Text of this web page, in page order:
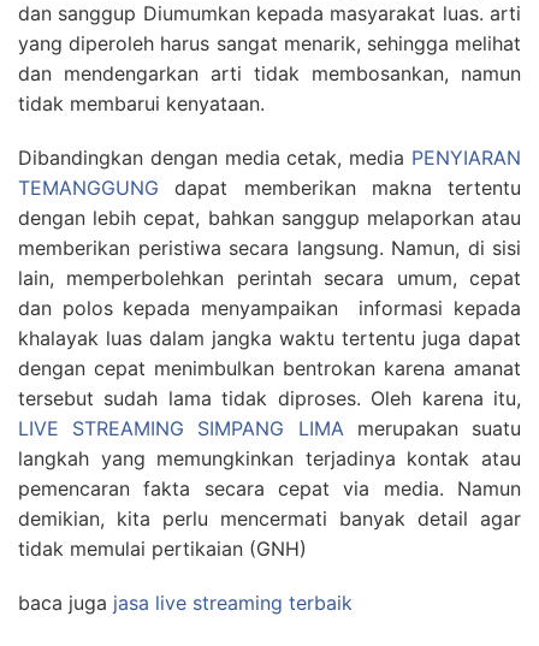
dan sanggup Diumumkan kepada masyarakat luas. arti
yang diperoleh harus sangat menarik, sehingga melihat
dan mendengarkan arti tidak membosankan, namun
tidak membarui kenyataan.
Dibandingkan dengan media cetak, media PENYIARAN
TEMANGGUNG dapat memberikan makna tertentu
dengan lebih cepat, bahkan sanggup melaporkan atau
memberikan peristiwa secara langsung. Namun, di sisi
lain, memperbolehkan perintah secara umum, cepat
dan polos kepada menyampaikan informasi kepada
khalayak luas dalam jangka waktu tertentu juga dapat
dengan cepat menimbulkan bentrokan karena amanat
tersebut sudah lama tidak diproses. Oleh karena itu,
LIVE STREAMING SIMPANG LIMAmerupakan suatu
langkah yang memungkinkan terjadinya kontak atau
pemencaran fakta secara cepat via media. Namun
demikian, kita perlu mencermati banyak detail agar
tidak memulai pertikaian (GNH)
baca juga jasa live streaming terbaik